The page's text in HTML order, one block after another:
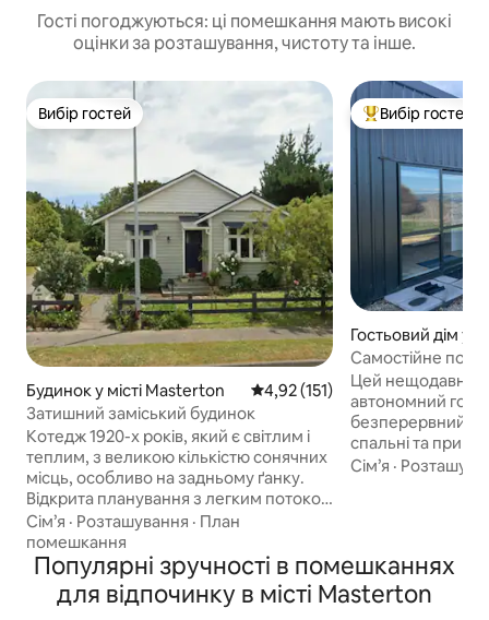
Гості погоджуються: ці помешкання мають високі
оцінки за розташування, чистоту та інше.
Вибір гостей
Вибір гостей
Будинок у місті Masterton Середня оцінка: 4,92 з 5,
4,92 (151)
Затишний заміський будинок
Котедж 1920-х років, який є світлим і
теплим, з великою кількістю сонячних
місць, особливо на задньому ґанку.
Відкрита планування з легким потоком
у приміщенні/на відкритому повітрі.
Приватний і спокійний. Вам
сподобається його затишний
домашній затишок і зможете відпочити
в його прекрасній обстановці. З
Сім’я · Розташування · План
помешкання
Топ вибір гостей
Вибір гостей
Гостьовий дім у
rton
Самостійне
захоплюючими
Цей нещодавно
автономний
безперервний
спальні та
простору. Розташоване поблизу
бутиків
Ідеально
мандрівників
Сім’я ·
Популярні зручності в помешканнях
для відпочинку в місті Masterton